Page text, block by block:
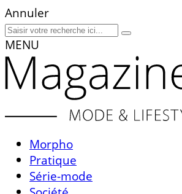
Annuler
MENU
Morpho
Pratique
Série-mode